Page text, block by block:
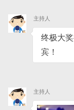
主持人
终极大
宾！
主持人